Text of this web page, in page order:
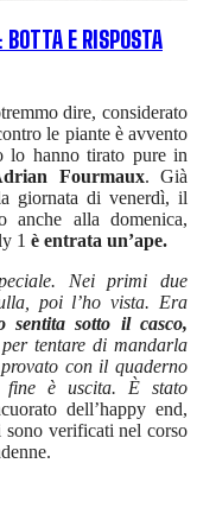
BOTTA E RISPOSTA
dire, considerato
le piante è avvento
lo hanno tirato pure in
Fourmaux. Già
giornata di venerdì, il
anche alla domenica,
1 è entrata un’ape.
Nei primi due
poi l’ho vista. Era
sentita sotto il casco,
tentare di mandarla
con il quaderno
è uscita. È stato
dell’happy end,
sono verificati nel corso